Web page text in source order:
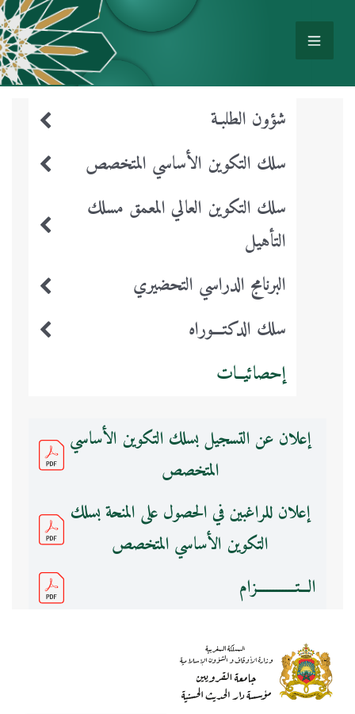
شؤون الطلبـة
سلك التكوين الأساسي المتخصص
سلك التكوين العالي المعمق مسلك
التأهيل
البرنامج الدراسي التحضيري
سلك الدكتـــوراه
إحصائيــات
إعلان عن التسجيل بسلك التكوين الأساسي
المتخصص
إعلان للراغبين في الحصول على المنحة بسلك
التكوين الأساسي المتخصص
الـــتــــــــــــزام